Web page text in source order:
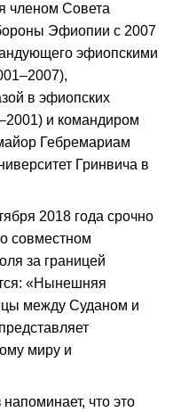
членом Совета
Эфиопии с 2007
эфиопскими
в эфиопских
и командиром
Гебремариам
Гринвича в
2018 года срочно
совместном
за границей
«Нынешняя
между Суданом и
миру и
что это